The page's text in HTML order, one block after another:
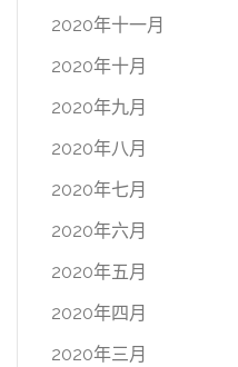
2020年十一月
2020年十月
2020年九月
2020年八月
2020年七月
2020年六月
2020年五月
2020年四月
2020年三月